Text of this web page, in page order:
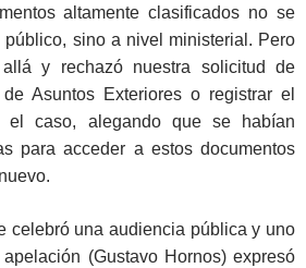
altamente clasificados no se
sino a nivel ministerial. Pero
y rechazó nuestra solicitud de
Asuntos Exteriores o registrar el
el caso, alegando que se habían
para acceder a estos documentos
celebró una audiencia pública y uno
(Gustavo Hornos) expresó